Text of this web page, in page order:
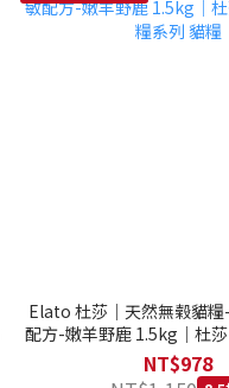
Elato 杜莎｜天然無榖貓
配方-嫩羊野鹿 1.5kg｜杜
系列 貓糧
NT$978